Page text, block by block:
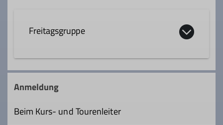
Qualifikationen
Trainer*in C Bergsteigen
Freitagsgruppe
Die Freitagsgruppe geht ein- bis zweimal
im Monat freitags auf Bergtour, im Winter
auf Schneeschuhtour. Wir sind
langjährige, geübte Berwanderer und
Anmeldung
Beim Kurs- und Tourenleiter